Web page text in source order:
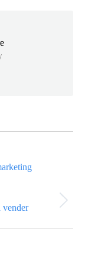
vender